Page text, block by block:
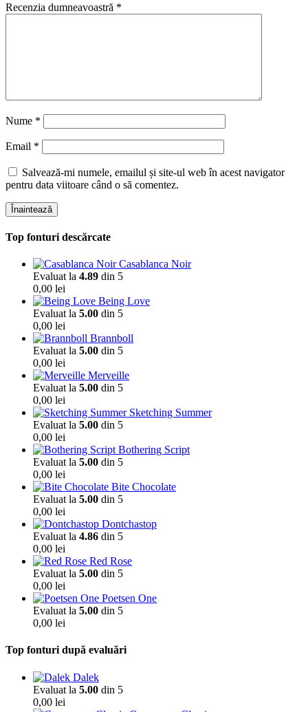
Recenzia dumneavoastră *
Nume *
Email *
Salvează-mi numele, emailul și site-ul web în acest navigator
pentru data viitoare când o să comentez.
Înaintează
Top fonturi descărcate
Casablanca Noir
Evaluat la 4.89 din 5
0,00 lei
Being Love
Evaluat la 5.00 din 5
0,00 lei
Brannboll
Evaluat la 5.00 din 5
0,00 lei
Merveille
Evaluat la 5.00 din 5
0,00 lei
Sketching Summer
Evaluat la 5.00 din 5
0,00 lei
Bothering Script
Evaluat la 5.00 din 5
0,00 lei
Bite Chocolate
Evaluat la 5.00 din 5
0,00 lei
Dontchastop
Evaluat la 4.86 din 5
0,00 lei
Red Rose
Evaluat la 5.00 din 5
0,00 lei
Poetsen One
Evaluat la 5.00 din 5
0,00 lei
Top fonturi după evaluări
Dalek
Evaluat la 5.00 din 5
0,00 lei